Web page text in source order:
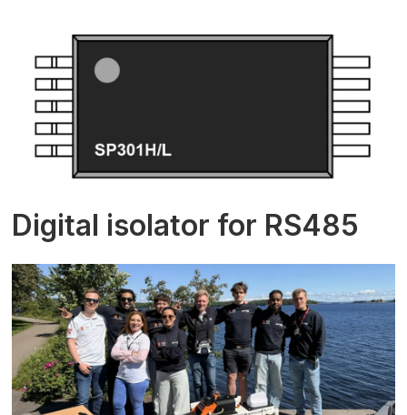
Digital isolator for RS485